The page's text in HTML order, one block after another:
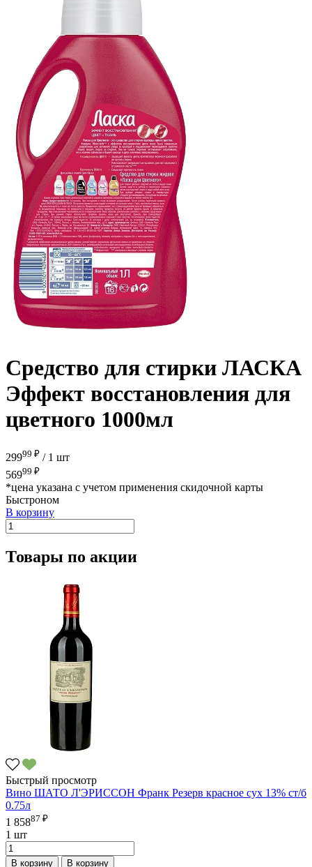
Средство для стирки ЛАСКА
Эффект восстановления для
цветного 1000мл
29999 ₽ / 1 шт
56999 ₽
*цена указана с учетом применения скидочной карты
Быстроном
В корзину
Товары по акции
Быстрый просмотр
Вино ШАТО Л'ЭРИССОН Франк Резерв красное сух 13% ст/б
0.75л
1 85887 ₽
1 шт
В корзину В корзину